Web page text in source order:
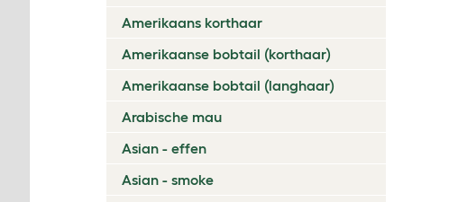
Amerikaans korthaar
Amerikaanse bobtail (korthaar)
Amerikaanse bobtail (langhaar)
Arabische mau
Asian - effen
Asian - smoke